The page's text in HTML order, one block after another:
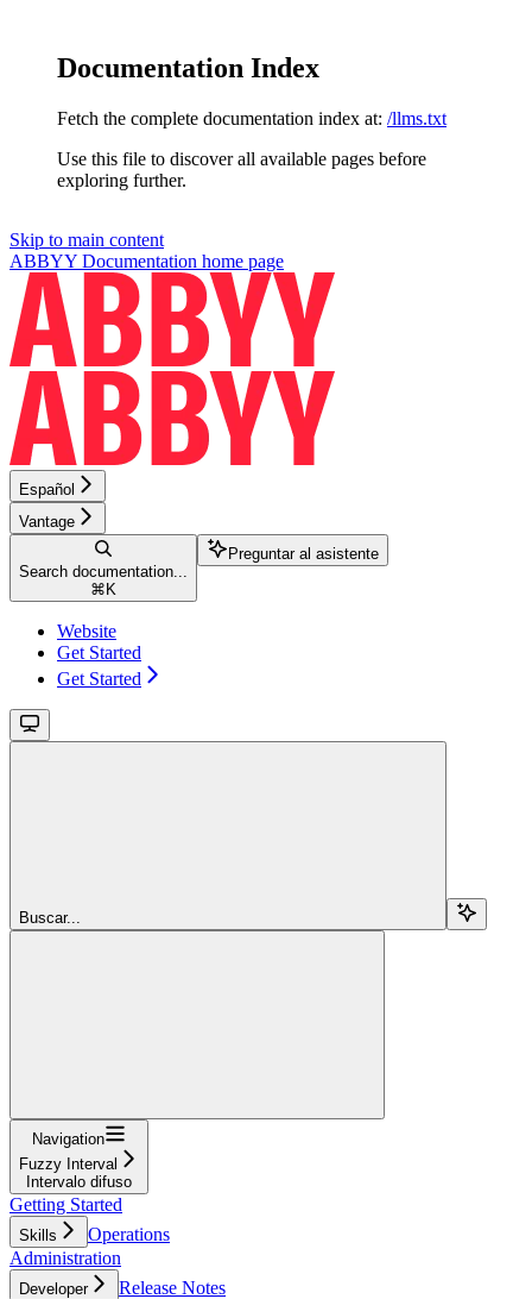
Documentation Index
Fetch the complete documentation index at: /llms.txt
Use this file to discover all available pages before
exploring further.
Skip to main content
ABBYY Documentation home page
Español
Vantage
Search documentation...
⌘ K
Preguntar al asistente
Website
Get Started
Get Started
Buscar...
Navigation
Fuzzy Interval
Intervalo difuso
Getting Started
Skills
Operations
Administration
Developer Release Notes